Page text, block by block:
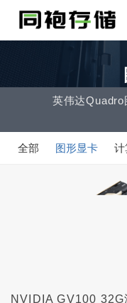
英伟达
全部 图形显卡 计
NVIDIA GV100 32G